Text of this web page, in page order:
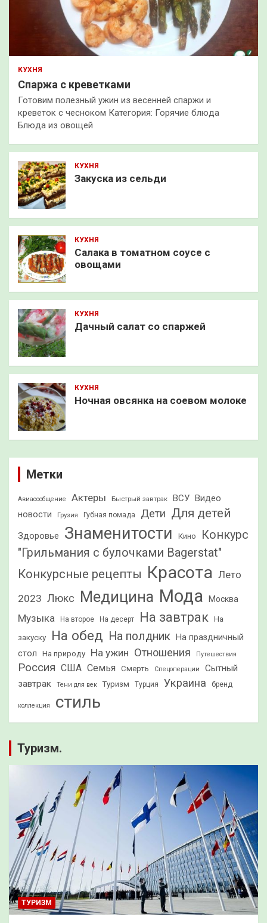
КУХНЯ
Спаржа с креветками
Готовим полезный ужин из весенней спаржи и
креветок с чесноком Категория: Горячие блюда
Блюда из овощей
КУХНЯ
Закуска из сельди
КУХНЯ
Салака в томатном соусе с
овощами
КУХНЯ
Дачный салат со спаржей
КУХНЯ
Ночная овсянка на соевом молоке
Метки
Авиасообщение Актеры Быстрый завтрак ВСУ Видео
новости
Грузия Губная помада Дети Для детей
Здоровье Знаменитости Кино
Конкурс
"Грильмания с булочками Bagerstat"
Конкурсные рецепты Красота Лето
2023 Люкс Медицина Мода Москва
Музыка На второе На десерт На завтрак На
закуску На обед На полдник На праздничный
стол
На природу На ужин Отношения Путешествия
Россия США Семья Смерть Спецоперации
Сытный
завтрак
Тени для век Туризм Турция Украина бренд
коллекция стиль
Туризм.
ТУРИЗМ